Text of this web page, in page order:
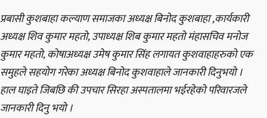
प्रबासी कुशबाहा कल्याण समाजका अध्यक्ष बिनोद कुशबाहा ,कार्यकारी
अध्यक्ष शिव कुमार महतो, उपाध्यक्ष शिब कुमार महतो मंहासचिव मनोज
कुमार महतो, कोषाअध्यक्ष उमेष कुमार सिंह लगायत कुशवाहाहरुको एक
समुहले सहयोग गरेका अध्यक्ष बिनोद कुशवाहाले जानकारी दिनुभयो ।
हाल घाइते जिबछि की उपचार सिरहा अस्पतालमा भईरहेको परिवारजले
जानकारी दिनु भयो ।